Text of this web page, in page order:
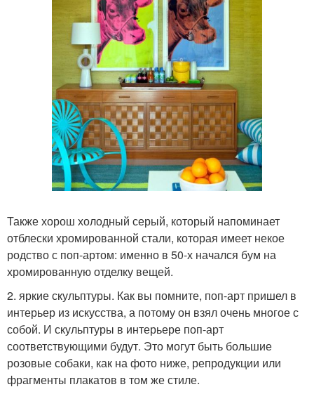
Также хорош холодный серый, который напоминает
отблески хромированной стали, которая имеет некое
родство с поп-артом: именно в 50-х начался бум на
хромированную отделку вещей.
2. яркие скульптуры. Как вы помните, поп-арт пришел в
интерьер из искусства, а потому он взял очень многое с
собой. И скульптуры в интерьере поп-арт
соответствующими будут. Это могут быть большие
розовые собаки, как на фото ниже, репродукции или
фрагменты плакатов в том же стиле.